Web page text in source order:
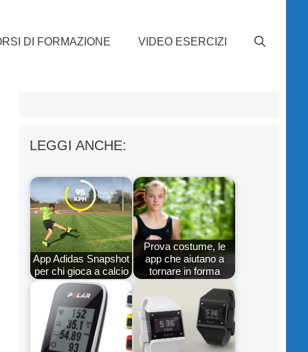
DI FORMAZIONE VIDEO ESERCIZI
LEGGI ANCHE:
App Adidas Snapshot
per chi gioca a calcio
Prova costume, le
app che aiutano a
tornare in forma